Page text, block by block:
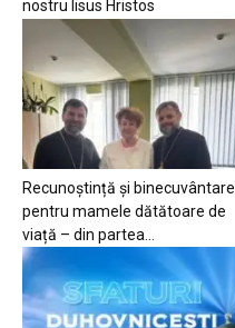
nostru Iisus Hristos
Recunoștință și binecuvântare
pentru mamele dătătoare de
viață – din partea...